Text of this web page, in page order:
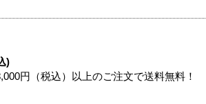
)
円（税込）以上のご注文で送料無料！